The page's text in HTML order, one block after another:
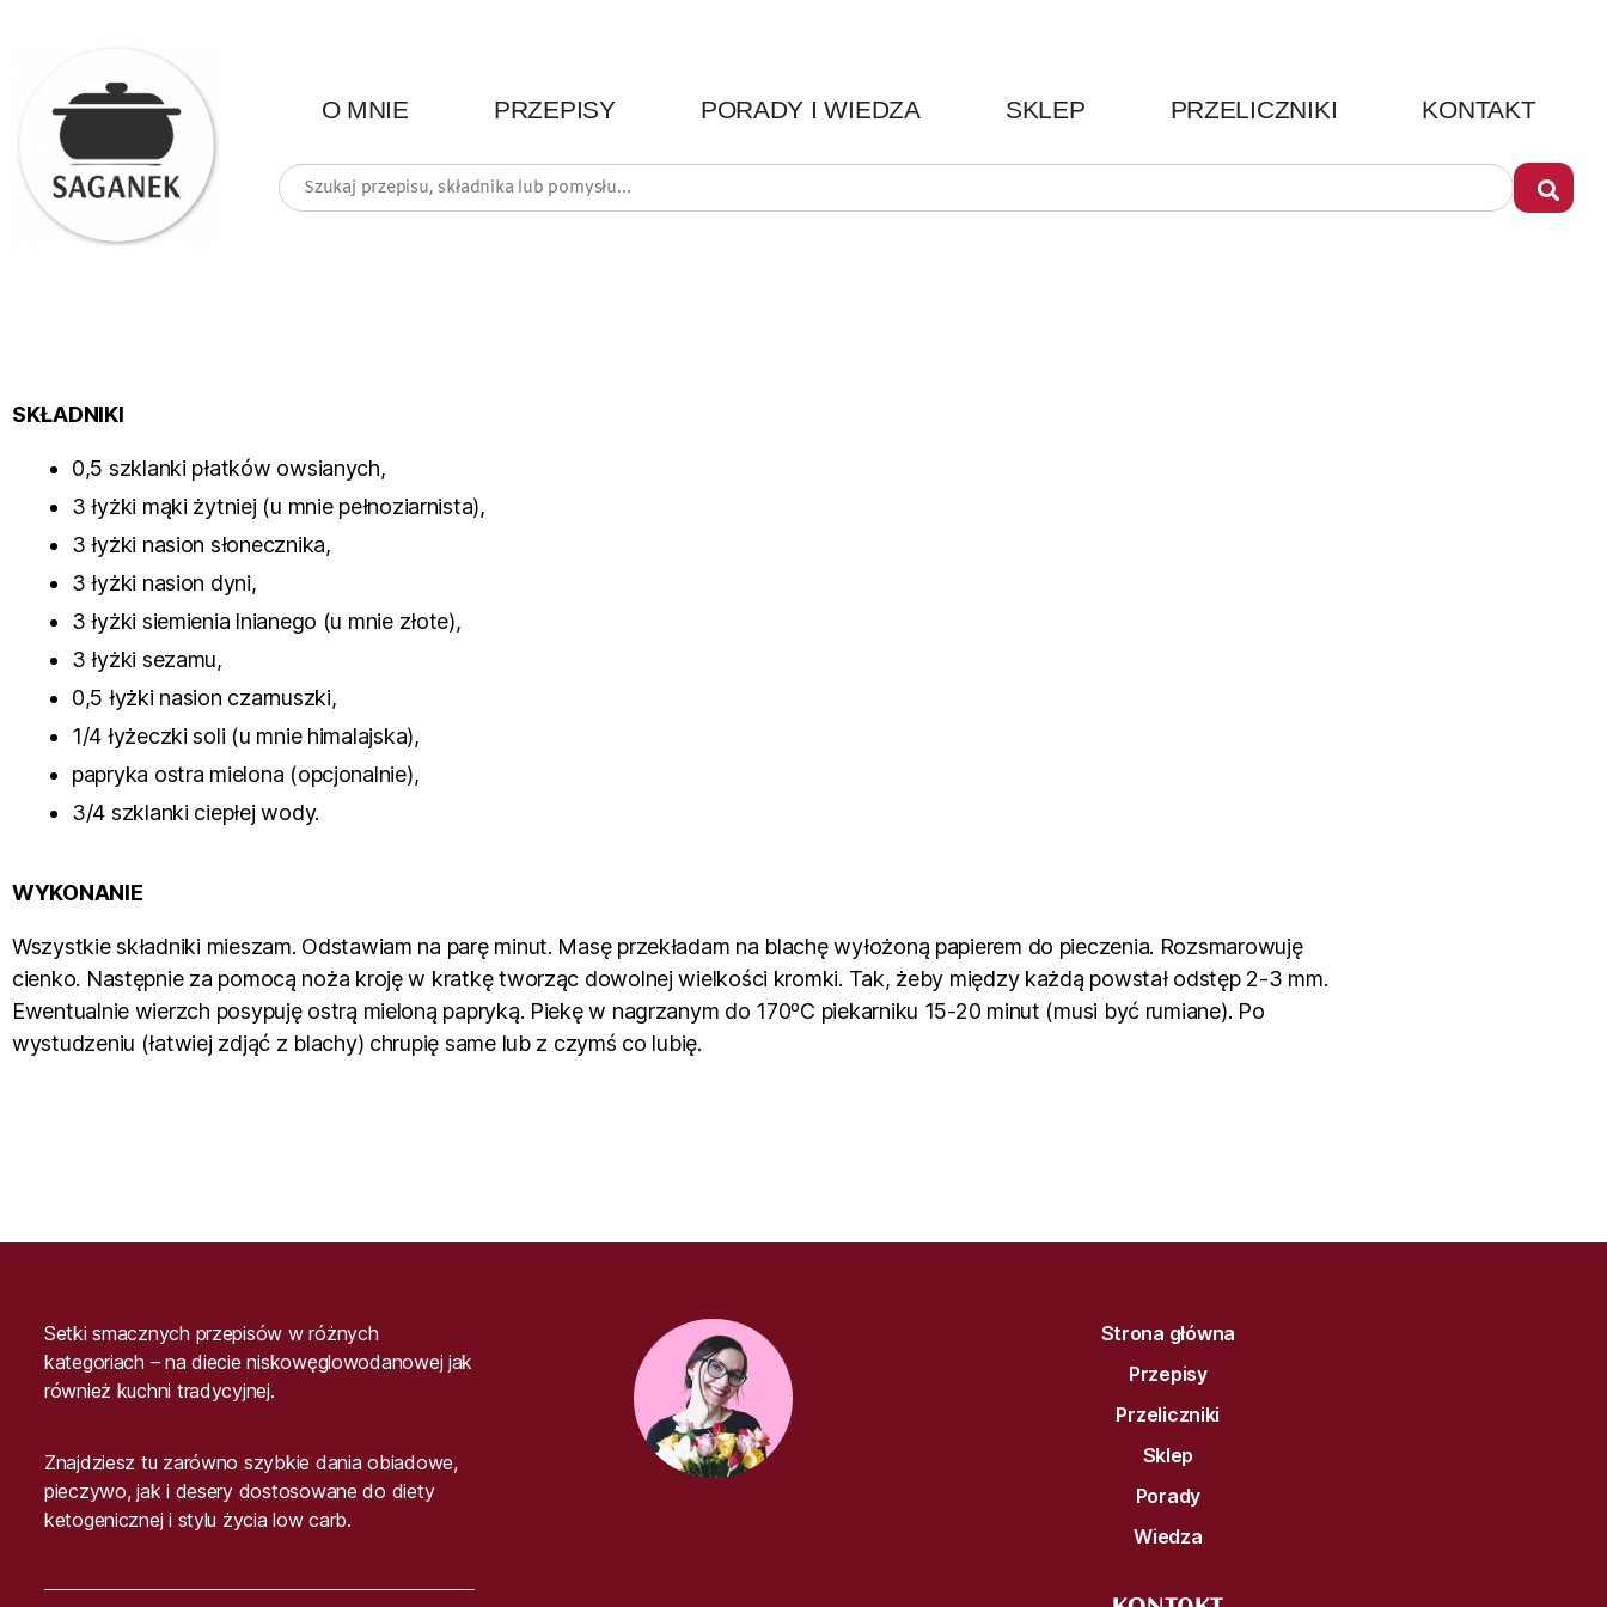
O MNIE PRZEPISY PORADY I WIEDZA SKLEP PRZELICZNIKI KONTAKT
SKŁADNIKI
0,5 szklanki płatków owsianych,
3 łyżki mąki żytniej (u mnie pełnoziarnista),
3 łyżki nasion słonecznika,
3 łyżki nasion dyni,
3 łyżki siemienia lnianego (u mnie złote),
3 łyżki sezamu,
0,5 łyżki nasion czarnuszki,
1/4 łyżeczki soli (u mnie himalajska),
papryka ostra mielona (opcjonalnie),
3/4 szklanki ciepłej wody.
WYKONANIE
Wszystkie składniki mieszam. Odstawiam na parę minut. Masę przekładam na blachę wyłożoną papierem do pieczenia. Rozsmarowuję
cienko. Następnie za pomocą noża kroję w kratkę tworząc dowolnej wielkości kromki. Tak, żeby między każdą powstał odstęp 2-3 mm.
Ewentualnie wierzch posypuję ostrą mieloną papryką. Piekę w nagrzanym do 170ºC piekarniku 15-20 minut (musi być rumiane). Po
wystudzeniu (łatwiej zdjąć z blachy) chrupię same lub z czymś co lubię.
Setki smacznych przepisów w różnych
kategoriach – na diecie niskowęglowodanowej jak
również kuchni tradycyjnej.
Znajdziesz tu zarówno szybkie dania obiadowe,
pieczywo, jak i desery dostosowane do diety
ketogenicznej i stylu życia low carb.
Strona główna
Przepisy
Przeliczniki
Sklep
Porady
Wiedza